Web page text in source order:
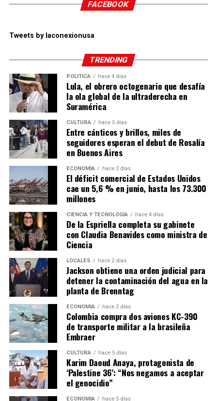
FACEBOOK
Tweets by laconexionusa
TRENDING
POLÍTICA hace 4 días
Lula, el obrero octogenario que desafía
la ola global de la ultraderecha en
Suramérica
CULTURA hace 5 días
Entre cánticos y brillos, miles de
seguidores esperan el debut de Rosalía
en Buenos Aires
ECONOMÍA hace 2 días
El déficit comercial de Estados Unidos
cae un 5,6 % en junio, hasta los 73.300
millones
CIENCIA Y TECNOLOGÍA hace 4 días
De la Espriella completa su gabinete
con Claudia Benavides como ministra de
Ciencia
LOCALES hace 2 días
Jackson obtiene una orden judicial para
detener la contaminación del agua en la
planta de Brenntag
ECONOMÍA hace 2 días
Colombia compra dos aviones KC-390
de transporte militar a la brasileña
Embraer
CULTURA hace 5 días
Karim Daoud Anaya, protagonista de
‘Palestine 36’: “Nos negamos a aceptar
el genocidio”
ECONOMÍA hace 5 días